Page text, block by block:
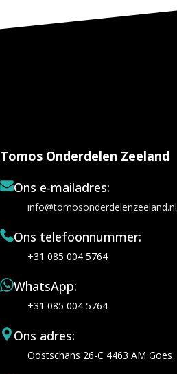
Tomos Onderdelen Zeeland
Ons e-mailadres:
info@tomosonderdelenzeeland.nl
Ons telefoonnummer:
+31 085 004 5764
WhatsApp:
+31 085 004 5764
Ons adres:
Oostschans 26-C 4463 AM Goes